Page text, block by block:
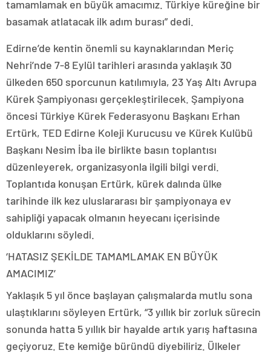
tamamlamak en büyük amacımız. Türkiye küreğine bir
basamak atlatacak ilk adım burası” dedi.
Edirne’de kentin önemli su kaynaklarından Meriç
Nehri’nde 7-8 Eylül tarihleri arasında yaklaşık 30
ülkeden 650 sporcunun katılımıyla, 23 Yaş Altı Avrupa
Kürek Şampiyonası gerçekleştirilecek. Şampiyona
öncesi Türkiye Kürek Federasyonu Başkanı Erhan
Ertürk, TED Edirne Koleji Kurucusu ve Kürek Kulübü
Başkanı Nesim İba ile birlikte basın toplantısı
düzenleyerek, organizasyonla ilgili bilgi verdi.
Toplantıda konuşan Ertürk, kürek dalında ülke
tarihinde ilk kez uluslararası bir şampiyonaya ev
sahipliği yapacak olmanın heyecanı içerisinde
olduklarını söyledi.
‘HATASIZ ŞEKİLDE TAMAMLAMAK EN BÜYÜK
AMACIMIZ’
Yaklaşık 5 yıl önce başlayan çalışmalarda mutlu sona
ulaştıklarını söyleyen Ertürk, “3 yıllık bir zorluk sürecin
sonunda hatta 5 yıllık bir hayalde artık yarış haftasına
geçiyoruz. Ete kemiğe büründü diyebiliriz. Ülkeler